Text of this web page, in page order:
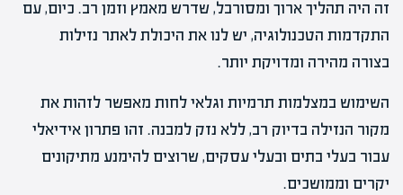
זה היה תהליך ארוך ומסורבל, שדרש מאמץ וזמן רב. כיום, עם
התקדמות הטכנולוגיה, יש לנו את היכולת לאתר נזילות
בצורה מהירה ומדויקת יותר.
השימוש במצלמות תרמיות וגלאי לחות מאפשר לזהות את
מקור הנזילה בדיוק רב, ללא נזק למבנה. זהו פתרון אידיאלי
עבור בעלי בתים ובעלי עסקים, שרוצים להימנע מתיקונים
יקרים וממושכים.